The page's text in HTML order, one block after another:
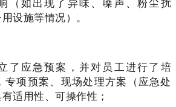
设施等情况）。
了应急预案，并对员工进行了培
专项预案、现场处理方案（应急处
适用性、可操作性；